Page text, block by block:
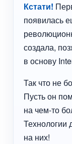
Кстати!
появилась
создала,
в основу
Так что не
Пусть он
на чем-то
Технологии
на них!